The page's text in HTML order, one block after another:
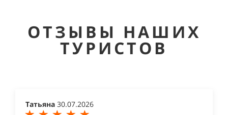
ОТЗЫВЫ НАШИХ
ТУРИСТОВ
Татьяна 30.07.2026